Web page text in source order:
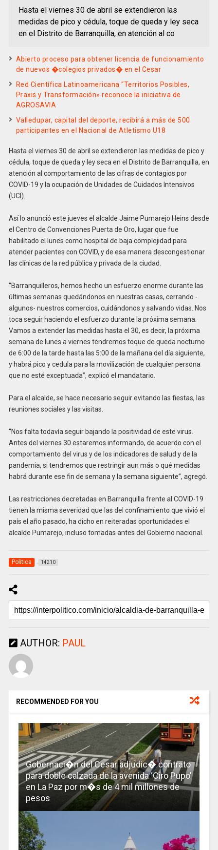
Hasta el viernes 30 de abril se extendieron las
medidas de pico y cédula, toque de queda y ley seca
en el Distrito de Barranquilla, en atención al co
Abierto proceso para obtener licencia de funcionamiento
de nuevos �colegios privados� en el Cesar
Red Científica Latinoamericana “Territorios Posibles,
Praxis y Transformación» reconoce la iniciativa de
AGROSAVIA
Valledupar, capital del deporte, recibirá a más de 500
participantes en el Nacional de Atletismo U18
Hasta el viernes 30 de abril se extendieron las medidas de pico y
cédula, toque de queda y ley seca en el Distrito de Barranquilla, en
atención al comportamiento de las cifras de contagios por
COVID-19 y la ocupación de Unidades de Cuidados Intensivos
(UCI).
Así lo anunció este jueves el alcalde Jaime Pumarejo Heins desde
el Centro de Convenciones Puerta de Oro, lugar que fue
habilitado el lunes como hospital de baja complejidad para
atender pacientes con COVID, y de esa manera descongestionar
las clínicas de la red pública y privada de la ciudad.
“Barranquilleros, hemos hecho un esfuerzo enorme durante las
últimas semanas quedándonos en nuestras casas, cerrando -
algunos- nuestros comercios, cuidándonos y salvando vidas. Nos
toca seguir haciendo el esfuerzo durante la próxima semana.
Vamos a extender las medidas hasta el 30, es decir, la próxima
semana de lunes a viernes tendremos toque de queda nocturno
de 6:00 de la tarde hasta las 5:00 de la mañana del día siguiente,
y habrá pico y cedula para la movilización de cualquier persona
que no esté exceptuada”, explicó el mandatario.
Para el alcalde, se hace necesario seguir evitando las fiestas, las
reuniones sociales y las visitas.
“Nos falta todavía seguir bajando la positividad de este virus.
Antes del viernes 30 estaremos informando, de acuerdo con el
comportamiento del virus y de los indicadores de salud y de la
pandemia, si tendremos que restringir aun más o qué medidas
habrá durante ese fin de semana y la semana siguiente”, agregó.
Las restricciones decretadas en Barranquilla frente al COVID-19
tienen la misma severidad que las del confinamiento que vivió el
país el año pasado, ha dicho en reiteradas oportunidades el
alcalde Pumarejo, incluso tomadas antes del Gobierno nacional.
Politica 14210
AUTHOR: PAUL
RECOMMENDED FOR YOU
Gobernaci�n del Cesar adjudic� contrato
para doble calzada de la avenida ‘Ciro Pupo’
en La Paz por m�s de 4 mil millones de
pesos